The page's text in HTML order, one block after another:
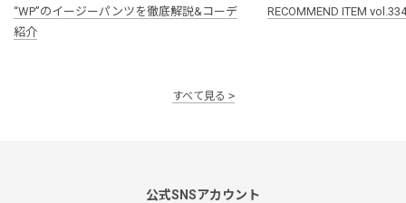
“WP”のイージーパンツを徹底解説&コーデ
紹介
RECOMMEND ITEM vol.334
すべて見る
公式SNSアカウント